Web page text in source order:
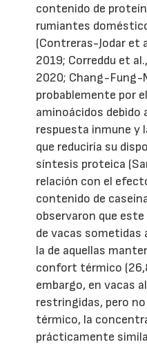
contenido de
rumiantes
(Contreras-Jodar et
2019; Correddu et
2020; Chang-Fung-
probablemente por
aminoácidos debido
respuesta inmune y
que reduciría su
síntesis proteica
relación con el
contenido de
observaron que
de vacas sometidas
la de aquellas
confort térmico
embargo, en vacas
restringidas, pero
térmico, la
prácticamente